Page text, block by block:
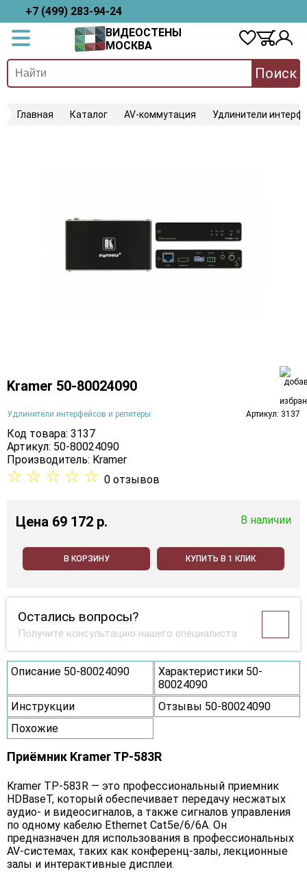
+7 (499) 283-94-24
ВИДЕОСТЕНЫ
МОСКВА
Поиск
Главная Каталог AV-коммутация Удлинители
Kramer 50-80024090
Удлинители интерфейсов и репитеры Артикул: 3137
Код товара: 3137
Артикул: 50-80024090
Производитель: Kramer
☆ ☆ ☆ ☆ ☆ 0 отзывов
Цена 69 172 p. В наличии
В КОРЗИНУ КУПИТЬ В 1 КЛИК
Остались вопросы?
Получите консультацию нашего специалиста
Описание 50-80024090
Характеристики 50-
80024090
Инструкции
Отзывы 50-80024090
Похожие
Приёмник Kramer TP-583R
Kramer TP-583R — это профессиональный приемник
HDBaseT, который обеспечивает передачу несжатых
аудио- и видеосигналов, а также сигналов управления
по одному кабелю Ethernet Cat5e/6/6A. Он
предназначен для использования в профессиональных
AV-системах, таких как конференц-залы, лекционные
залы и интерактивные дисплеи.